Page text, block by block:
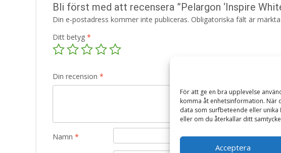
För att ge en bra upplevelse
komma åt enhetsinformation. När
data som surfbeteende eller
eller om du återkallar ditt
Acceptera
Bli först med att recensera ”Pelargon ‘Inspire
Din e-postadress kommer inte publiceras. Obligatoriska fält är märkta
Ditt betyg *
Din recension *
Namn *